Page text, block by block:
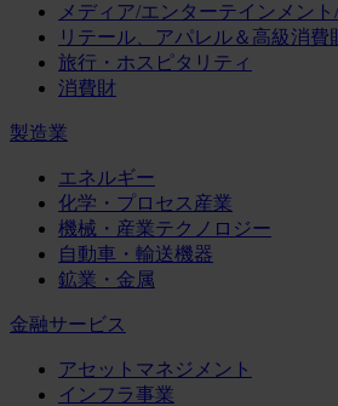
メディア/エンターテインメン
リテール、アパレル＆高級消費
旅行・ホスピタリティ
消費財
製造業
エネルギー
化学・プロセス産業
機械・産業テクノロジー
自動車・輸送機器
鉱業・金属
金融サービス
アセットマネジメント
インフラ事業